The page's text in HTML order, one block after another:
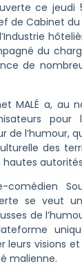
ce jeudi
de Cabinet du
du
de
MALÉ a, au
pour
de l’humour,
des
hautes
comédien
se veut
de
leurs visions
malienne.